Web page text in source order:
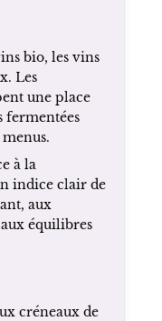
bio, les vins
Les
une place
fermentées
à la
indice clair de
aux
équilibres
créneaux de